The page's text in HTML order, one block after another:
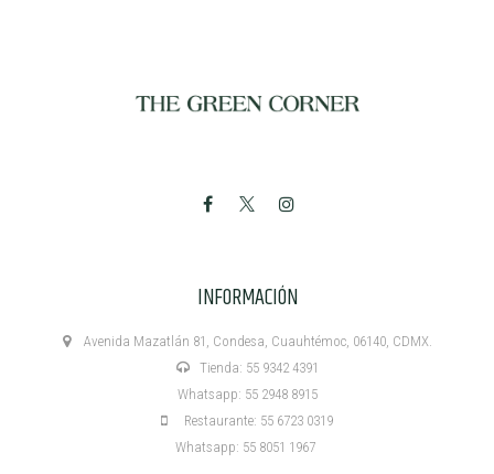
INFORMACIÓN
Avenida Mazatlán 81, Condesa, Cuauhtémoc, 06140, CDMX.
Tienda: 55 9342 4391
Whatsapp: 55 2948 8915
Restaurante: 55 6723 0319
Whatsapp: 55 8051 1967